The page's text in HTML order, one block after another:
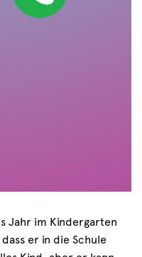
Jahr im Kindergarten
er in die Schule